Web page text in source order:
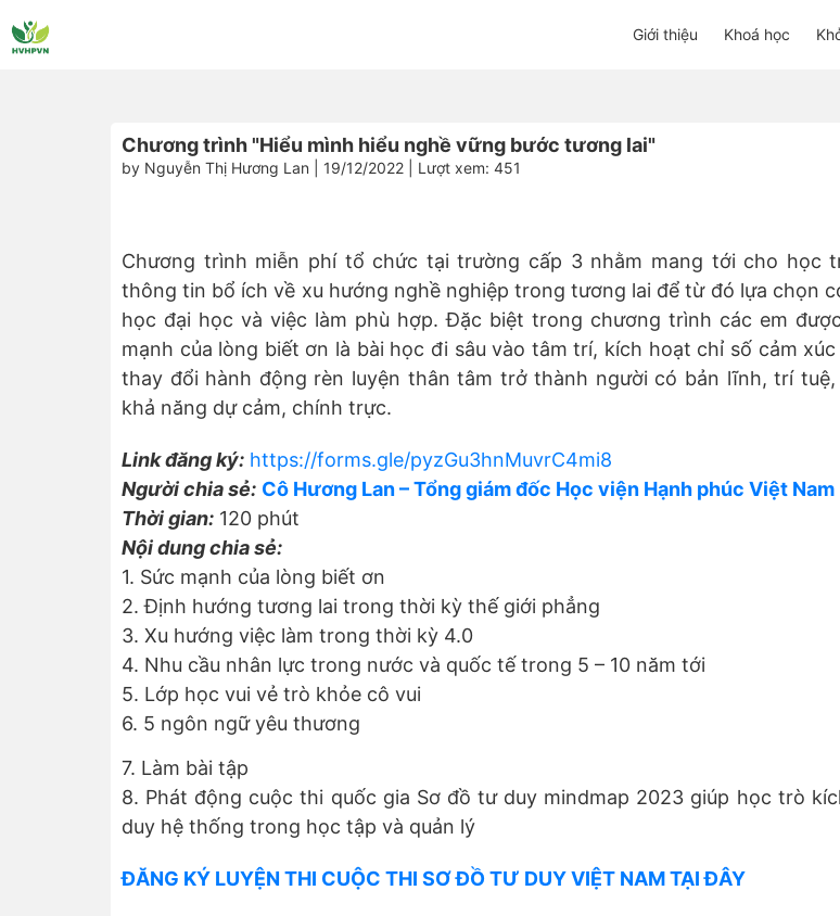
Giới thiệu Khoá học
Chương trình "Hiểu mình hiểu nghề vững bước tương lai"
by Nguyễn Thị Hương Lan | 19/12/2022 | Lượt xem: 451
Chương trình miễn phí tổ chức tại trường cấp 3 nhằm mang tới cho học
thông tin bổ ích về xu hướng nghề nghiệp trong tương lai để từ đó lựa chọn
học đại học và việc làm phù hợp. Đặc biệt trong chương trình các em
mạnh của lòng biết ơn là bài học đi sâu vào tâm trí, kích hoạt chỉ số cảm
thay đổi hành động rèn luyện thân tâm trở thành người có bản lĩnh, trí tuệ,
khả năng dự cảm, chính trực.
Link đăng ký: https://forms.gle/pyzGu3hnMuvrC4mi8
Người chia sẻ: Cô Hương Lan – Tổng giám đốc Học viện Hạnh phúc Việt Nam
Thời gian: 120 phút
Nội dung chia sẻ:
1. Sức mạnh của lòng biết ơn
2. Định hướng tương lai trong thời kỳ thế giới phẳng
3. Xu hướng việc làm trong thời kỳ 4.0
4. Nhu cầu nhân lực trong nước và quốc tế trong 5 – 10 năm tới
5. Lớp học vui vẻ trò khỏe cô vui
6. 5 ngôn ngữ yêu thương
7. Làm bài tập
8. Phát động cuộc thi quốc gia Sơ đồ tư duy mindmap 2023 giúp học trò
duy hệ thống trong học tập và quản lý
ĐĂNG KÝ LUYỆN THI CUỘC THI SƠ ĐỒ TƯ DUY VIỆT NAM TẠI ĐÂY